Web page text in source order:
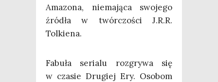
Ama­zo­na, nie­ma­ją­ca swo­je­go
źró­dła w twór­czo­ści J.R.R.
Tolkiena.
Fabu­ła seria­lu roz­gry­wa się
w cza­sie Dru­giej Ery. Oso­bom